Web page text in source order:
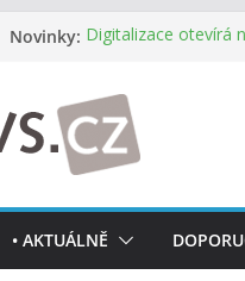
Novinky: Digitalizace otevírá
testování digitálních
DIA: Informační
července v plném
RVIS – Výbor pro
z nového jednání
Informace o obcích
mobilní aplikaci
• AKTUÁLNĚ